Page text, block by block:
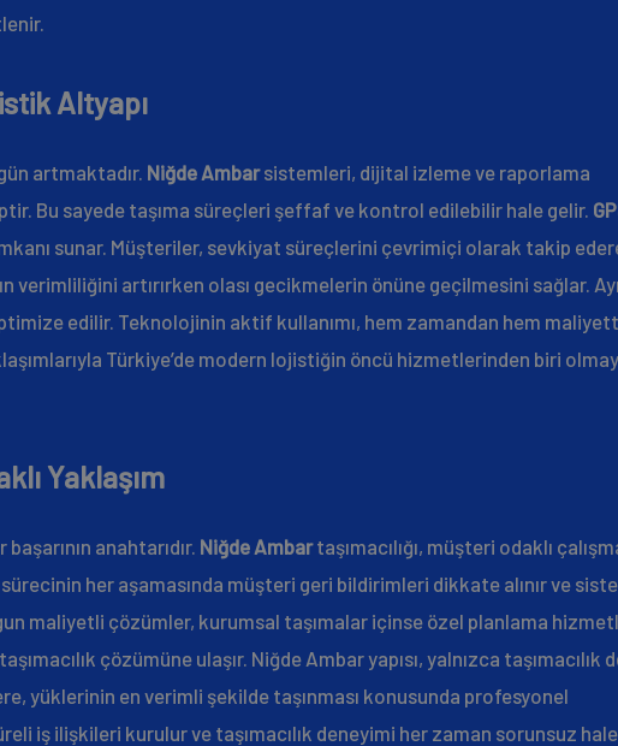
Altyapı
artmaktadır. Niğde Ambarsistemleri, dijital izleme ve raporlama
Bu sayede taşıma süreçleri şeffaf ve kontrol edilebilir hale gelir.
sunar. Müşteriler, sevkiyat süreçlerini çevrimiçi olarak takip
verimliliğini artırırken olası gecikmelerin önüne geçilmesini sağlar.
edilir. Teknolojinin aktif kullanımı, hem zamandan hem
Türkiye’de modern lojistiğin öncü hizmetlerinden biri
Yaklaşım
anahtarıdır. Niğde Ambartaşımacılığı, müşteri odaklı
her aşamasında müşteri geri bildirimleri dikkate alınır ve
maliyetli çözümler, kurumsal taşımalar içinse özel planlama
çözümüne ulaşır. Niğde Ambar yapısı, yalnızca taşımacılık
yüklerinin en verimli şekilde taşınması konusunda profesyonel
iş ilişkileri kurulur ve taşımacılık deneyimi her zaman sorunsuz